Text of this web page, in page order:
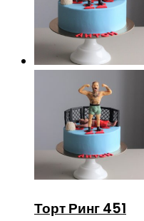
Торт Ринг 451